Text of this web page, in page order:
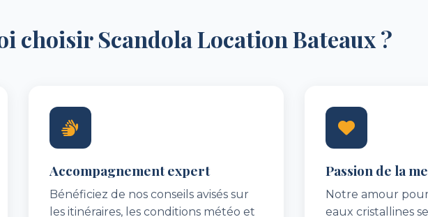
choisir Scandola Location Bateaux ?
Accompagnement expert
Bénéficiez de nos conseils avisés sur
les itinéraires, les conditions météo et
Passion de la
Notre amour pour
eaux cristallines